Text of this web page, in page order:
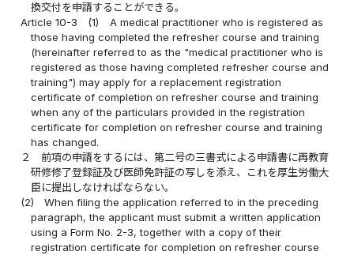
換交付を申請することができる。
Article 10-3
(1)
A medical practitioner who is registered as
those having completed the refresher course and training
(hereinafter referred to as the "medical practitioner who is
registered as those having completed refresher course and
training") may apply for a replacement registration
certificate of completion on refresher course and training
when any of the particulars provided in the registration
certificate for completion on refresher course and training
has changed.
２
前項の申請をするには、第二号の三書式による申請書に再教育
研修修了登録証及び医師免許証の写しを添え、これを厚生労働大
臣に提出しなければならない。
(2)
When filing the application referred to in the preceding
paragraph, the applicant must submit a written application
using a Form No. 2-3, together with a copy of their
registration certificate for completion on refresher course